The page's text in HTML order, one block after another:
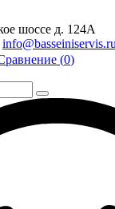
шоссе д. 124А
info@basseiniservis.ru
(0)